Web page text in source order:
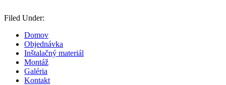
Filed Under:
Domov
Objednávka
Inštalačný materiál
Montáž
Galéria
Kontakt